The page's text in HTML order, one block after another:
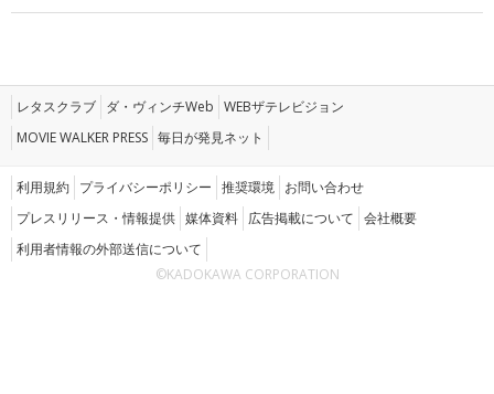
レタスクラブ ダ・ヴィンチWeb WEBザテレビジョン
MOVIE WALKER PRESS 毎日が発見ネット
利用規約 プライバシーポリシー 推奨環境 お問い合わせ
プレスリリース・情報提供 媒体資料 広告掲載について 会社概要
利用者情報の外部送信について
©KADOKAWA CORPORATION